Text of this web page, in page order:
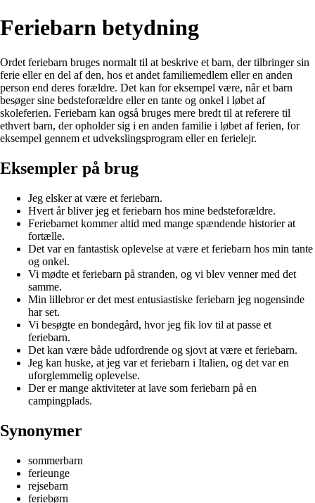
Feriebarn betydning
Ordet feriebarn bruges normalt til at beskrive et barn, der tilbringer sin
ferie eller en del af den, hos et andet familiemedlem eller en anden
person end deres forældre. Det kan for eksempel være, når et barn
besøger sine bedsteforældre eller en tante og onkel i løbet af
skoleferien. Feriebarn kan også bruges mere bredt til at referere til
ethvert barn, der opholder sig i en anden familie i løbet af ferien, for
eksempel gennem et udvekslingsprogram eller en ferielejr.
Eksempler på brug
Jeg elsker at være et feriebarn.
Hvert år bliver jeg et feriebarn hos mine bedsteforældre.
Feriebarnet kommer altid med mange spændende historier at
fortælle.
Det var en fantastisk oplevelse at være et feriebarn hos min tante
og onkel.
Vi mødte et feriebarn på stranden, og vi blev venner med det
samme.
Min lillebror er det mest entusiastiske feriebarn jeg nogensinde
har set.
Vi besøgte en bondegård, hvor jeg fik lov til at passe et
feriebarn.
Det kan være både udfordrende og sjovt at være et feriebarn.
Jeg kan huske, at jeg var et feriebarn i Italien, og det var en
uforglemmelig oplevelse.
Der er mange aktiviteter at lave som feriebarn på en
campingplads.
Synonymer
sommerbarn
ferieunge
rejsebarn
feriebørn